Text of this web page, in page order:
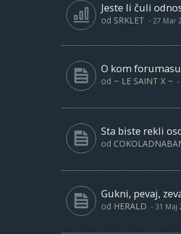
Jeste li čuli
od SRKLET - 27 Mar
O kom
od ~ LE SAINT X ~ -
Sta biste rekli
od
Gukni, pevaj,
od HERALD - 31 Maj